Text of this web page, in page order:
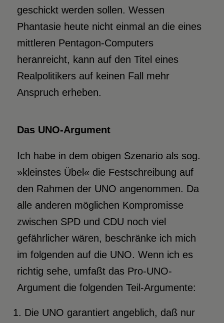
geschickt werden sollen. Wessen
Phantasie heute nicht einmal an die eines
mittleren Pentagon-Computers
heranreicht, kann auf den Titel eines
Realpolitikers auf keinen Fall mehr
Anspruch erheben.
Das UNO-Argument
Ich habe in dem obigen Szenario als sog.
»kleinstes Übel« die Festschreibung auf
den Rahmen der UNO angenommen. Da
alle anderen möglichen Kompromisse
zwischen SPD und CDU noch viel
gefährlicher wären, beschränke ich mich
im folgenden auf die UNO. Wenn ich es
richtig sehe, umfaßt das Pro-UNO-
Argument die folgenden Teil-Argumente:
Die UNO garantiert angeblich, daß nur